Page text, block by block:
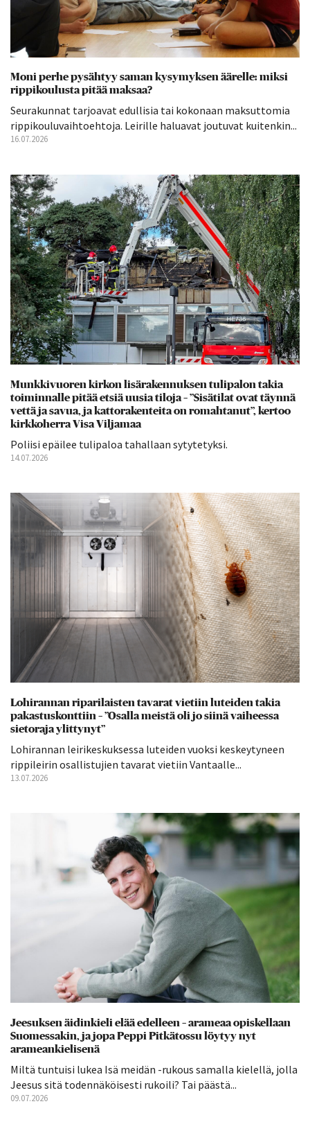
Moni perhe pysähtyy saman kysymyksen äärelle: miksi
rippikoulusta pitää maksaa?
Seurakunnat tarjoavat edullisia tai kokonaan maksuttomia
rippikouluvaihtoehtoja. Leirille haluavat joutuvat kuitenkin...
16.07.2026
Munkkivuoren kirkon lisärakennuksen tulipalon takia
toiminnalle pitää etsiä uusia tiloja – ”Sisätilat ovat täynnä
vettä ja savua, ja kattorakenteita on romahtanut”, kertoo
kirkkoherra Visa Viljamaa
Poliisi epäilee tulipaloa tahallaan sytytetyksi.
14.07.2026
Lohirannan riparilaisten tavarat vietiin luteiden takia
pakastuskonttiin – ”Osalla meistä oli jo siinä vaiheessa
sietoraja ylittynyt”
Lohirannan leirikeskuksessa luteiden vuoksi keskeytyneen
rippileirin osallistujien tavarat vietiin Vantaalle...
13.07.2026
Jeesuksen äidinkieli elää edelleen – arameaa opiskellaan
Suomessakin, ja jopa Peppi Pitkätossu löytyy nyt
arameankielisenä
Miltä tuntuisi lukea Isä meidän -rukous samalla kielellä, jolla
Jeesus sitä todennäköisesti rukoili? Tai päästä...
09.07.2026